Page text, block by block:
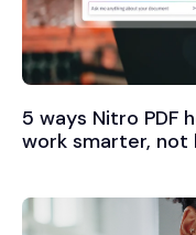
5 ways Nitro PDF
work smarter, not